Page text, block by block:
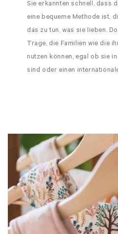
Sie erkannten schnell, dass
eine bequeme Methode ist,
das zu tun, was sie lieben.
Trage, die Familien wie die
nutzen können, egal ob sie
sind oder einen